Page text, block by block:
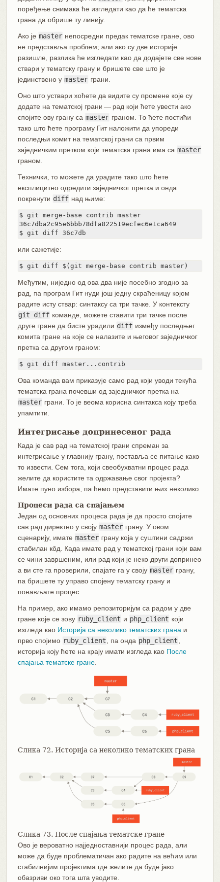
поређење снимака ће изгледати као да ће тематска
грана да обрише ту линију.
Ако је master непосредни предак тематске гране, ово
не представља проблем; али ако су две историје
разишле, разлика ће изгледати као да додајете све нове
ствари у тематску грану и бришете све што је
јединствено у master грани.
Оно што уствари хоћете да видите су промене које су
додате на тематској грани — рад који ћете увести ако
спојите ову грану са master граном. То ћете постићи
тако што ћете програму Гит наложити да упореди
последњи комит на тематској грани са првим
заједничким претком који тематска грана има са master
граном.
Технички, то можете да урадите тако што ћете
експлицитно одредити заједничког претка и онда
покренути diff над њиме:
$ git merge-base contrib master
36c7dba2c95e6bbb78dfa822519ecfec6e1ca649
$ git diff 36c7db
или сажетије:
$ git diff $(git merge-base contrib master)
Међутим, ниједно од ова два није посебно згодно за
рад, па програм Гит нуди још једну скраћеницу којом
радите исту ствар: синтаксу са три тачке. У контексту
git diff команде, можете ставити три тачке после
друге гране да бисте урадили diff између последњег
комита гране на које се налазите и његовог заједничког
претка са другом граном:
$ git diff master...contrib
Ова команда вам приказује само рад који уводи текућа
тематска грана почевши од заједничког претка на
master грани. То је веома корисна синтакса коју треба
упамтити.
Интегрисање допринесеног рада
Када је сав рад на тематској грани спреман за
интегрисање у главнију грану, поставља се питање како
то извести. Сем тога, који свеобухватни процес рада
желите да користите та одржавање свог пројекта?
Имате пуно избора, па ћемо представити њих неколико.
Процеси рада са спајањем
Један од основних процеса рада је да просто спојите
сав рад директно у своју master грану. У овом
сценарију, имате master грану која у суштини садржи
стабилан кôд. Када имате рад у тематској грани који вам
се чини завршеним, или рад који је неко други допринео
а ви сте га проверили, спајате га у своју master грану,
па бришете ту управо спојену тематску грану и
понављате процес.
На пример, ако имамо репозиторијум са радом у две
гране које се зову ruby_client и php_client који
изгледа као Историја са неколико тематских грана и
прво спојимо ruby_client , па онда php_client
историја коју ћете на крају имати изгледа као После
спајања тематске гране.
Слика 72. Историја са неколико тематских грана
Слика 73. После спајања тематске гране
Ово је вероватно најједноставнији процес рада, али
може да буде проблематичан ако радите на већим или
стабилнијим пројектима где желите да буде јако
обазриви око тога шта уводите.